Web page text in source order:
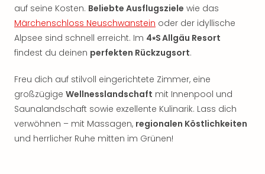
auf seine Kosten. Beliebte Ausflugsziele wie das
Märchenschloss Neuschwanstein oder der idyllische
Alpsee sind schnell erreicht. Im 4⭑S Allgäu Resort
findest du deinen perfekten Rückzugsort.
Freu dich auf stilvoll eingerichtete Zimmer, eine
großzügige Wellnesslandschaft mit Innenpool und
Saunalandschaft sowie exzellente Kulinarik. Lass dich
verwöhnen – mit Massagen, regionalen Köstlichkeiten
und herrlicher Ruhe mitten im Grünen!